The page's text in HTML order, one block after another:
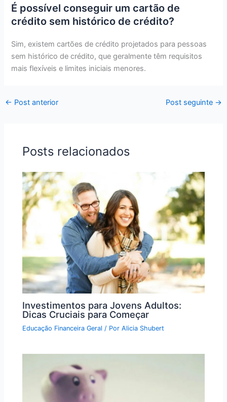
É possível conseguir um cartão de
crédito sem histórico de crédito?
Sim, existem cartões de crédito projetados para pessoas
sem histórico de crédito, que geralmente têm requisitos
mais flexíveis e limites iniciais menores.
← Post anterior Post seguinte →
Posts relacionados
Investimentos para Jovens Adultos:
Dicas Cruciais para Começar
Educação Financeira Geral / PorAlicia Shubert